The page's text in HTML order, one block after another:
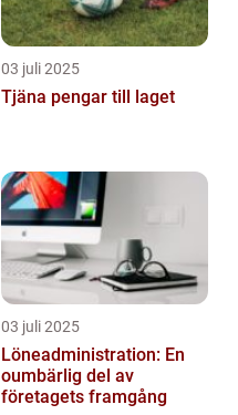
03 juli 2025
Tjäna pengar till laget
03 juli 2025
Löneadministration: En
oumbärlig del av
företagets framgång